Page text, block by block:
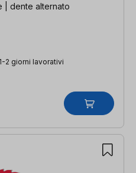
| dente alternato
2 giorni lavorativi